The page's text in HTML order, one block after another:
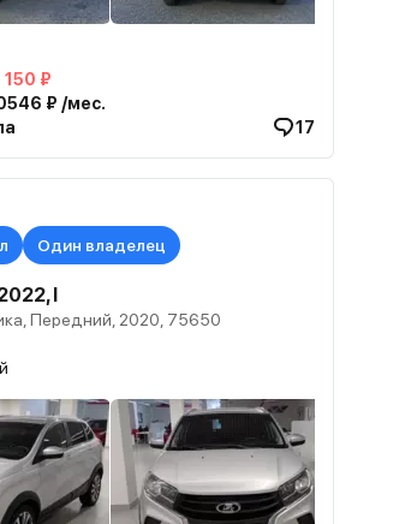
150 ₽
₽ /мес.
17
Один владелец
I
Передний, 2020, 75650